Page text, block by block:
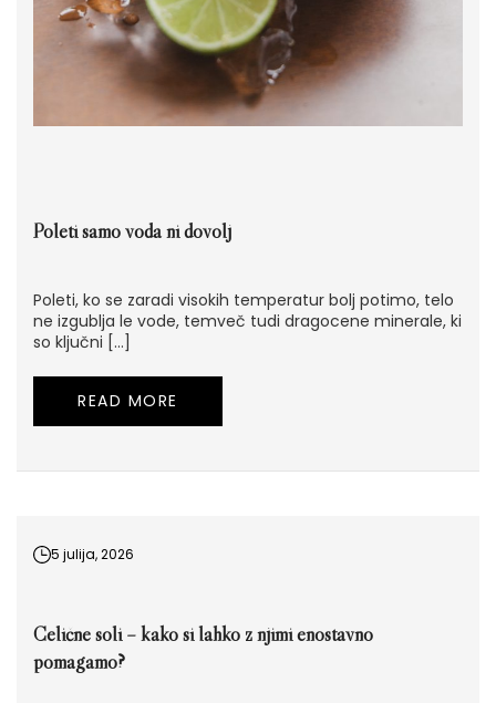
Poleti samo voda ni dovolj
Poleti, ko se zaradi visokih temperatur bolj potimo, telo
ne izgublja le vode, temveč tudi dragocene minerale, ki
so ključni […]
READ MORE
5 julija, 2026
Celične soli – kako si lahko z njimi enostavno
pomagamo?